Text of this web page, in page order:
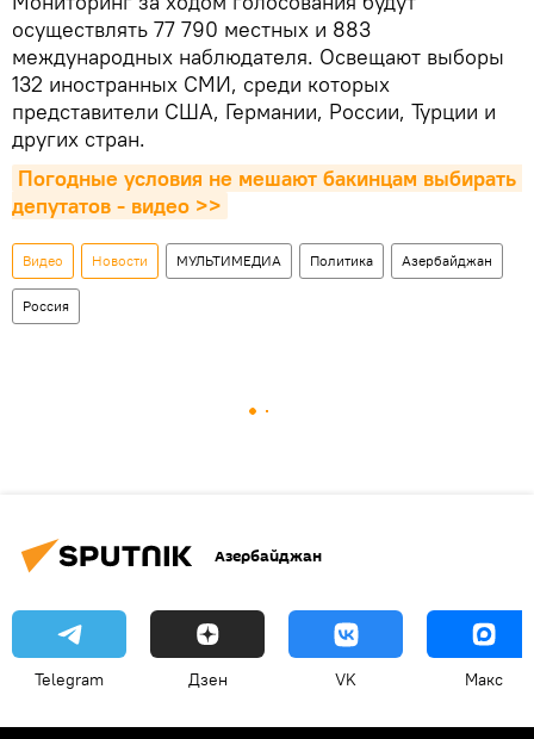
осуществлять 77 790 местных и 883
международных наблюдателя. Освещают выборы
132 иностранных СМИ, среди которых
представители США, Германии, России, Турции и
других стран.
Погодные условия не мешают бакинцам выбирать
депутатов - видео >>
Видео Новости МУЛЬТИМЕДИА Политика Азербайджан
Россия
Азербайджан
Telegram Дзен VK Макс